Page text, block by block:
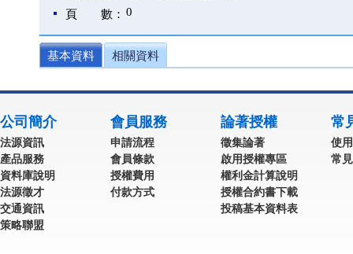
頁 數： 0
基本資料 相關資料
公司簡介
法源資訊
產品服務
資料庫說明
法源徵才
交通資訊
策略聯盟
會員服務
申請流程
會員條款
授權費用
付款方式
論著授權
徵集論著
啟用授權專區
權利金計算說明
授權合約書下載
投稿基本資料表
常
使
常